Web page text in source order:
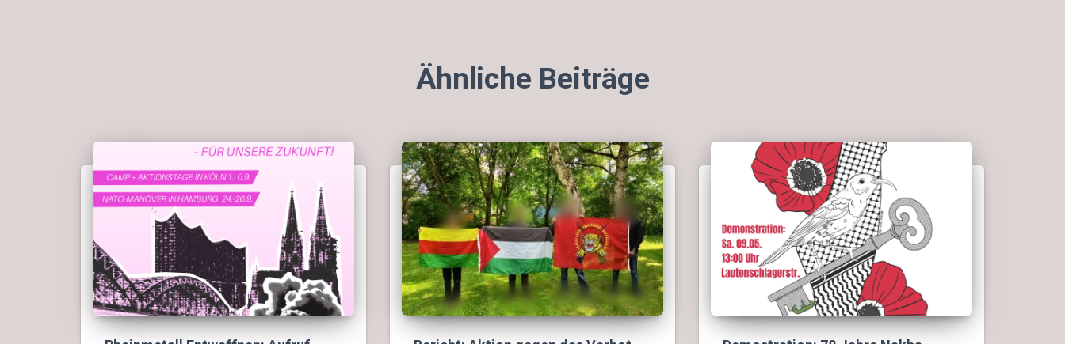
Ähnliche Beiträge